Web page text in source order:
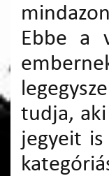
Ebbe a
tudja,
jegyeit